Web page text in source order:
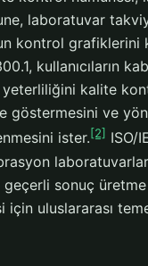
laboratuvar
kontrol grafiklerini
kullanıcıların
yeterliliğini kalite
göstermesini ve
ister.[2] ISO/
sonuç
için uluslararası